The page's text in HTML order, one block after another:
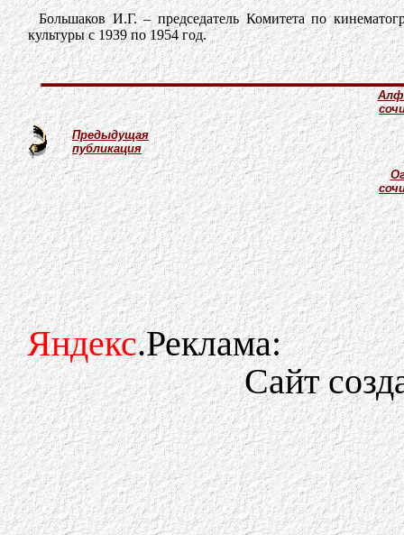
Большаков И.Г. – председатель Комитета по
культуры с 1939 по 1954 год.
Предыдущая
публикация
Яндекс.Реклама:
Сайт